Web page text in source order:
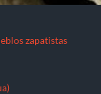
zapatistas